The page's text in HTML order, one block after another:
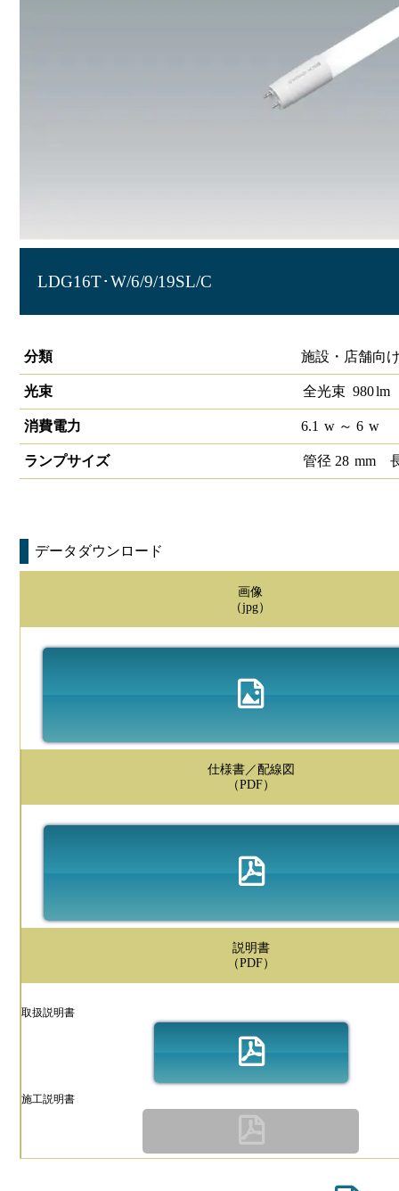
LDG16T･W/6/9/19SL/C
分類
施設・店舗向
光束 全光束 980lm
消費電力 6.1 w～ 6 w
ランプサイズ 管径 28 mm
データダウンロード
画像
（jpg）
仕様書／配線図
（PDF）
説明書
（PDF）
取扱説明書
施工説明書